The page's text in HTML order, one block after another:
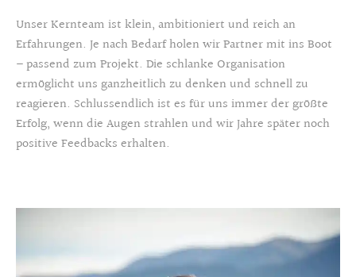
Unser Kernteam ist klein, ambitioniert und reich an
Erfahrungen. Je nach Bedarf holen wir Partner mit ins Boot
– passend zum Projekt. Die schlanke Organisation
ermöglicht uns ganzheitlich zu denken und schnell zu
reagieren. Schlussendlich ist es für uns immer der größte
Erfolg, wenn die Augen strahlen und wir Jahre später noch
positive Feedbacks erhalten.